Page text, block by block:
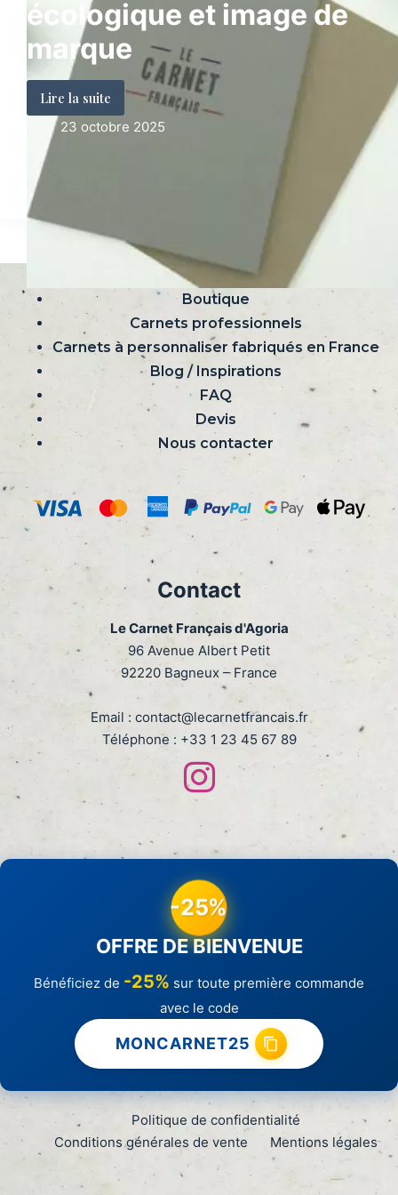
écologique et image de
marque
Lire la suite
Pourquoi
choisir
recyclé
impact
écologique
marque
23 octobre 2025
Accueil – Le Carnet Français d’Agoria
Boutique
Carnets professionnels
Carnets à personnaliser fabriqués en France
Blog / Inspirations
FAQ
Devis
Nous contacter
Contact
Le Carnet Français d'Agoria
96 Avenue Albert Petit
92220 Bagneux – France
Email : contact@lecarnetfrancais.fr
Téléphone : +33 1 23 45 67 89
-25%
OFFRE DE BIENVENUE
Bénéficiez de -25% sur toute première commande
avec le code
MONCARNET25
Politique de confidentialité
Conditions générales de vente
Mentions légales